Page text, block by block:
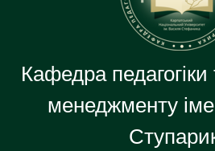
Кафедра педагогіки
менеджменту